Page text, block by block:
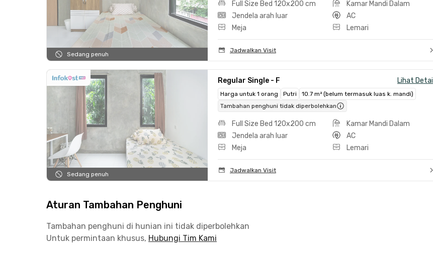
Sedang penuh
Full Size Bed 120x200 cm
Kamar Mandi Dalam
Jendela arah luar
AC
Meja
Lemari
Jadwalkan Visit
Sedang penuh
Regular Single - F Lihat Detail
Harga untuk 1 orang Putri
10.7 m² (belum termasuk luas k. mandi)
Tambahan penghuni tidak diperbolehkan
Full Size Bed 120x200 cm
Kamar Mandi Dalam
Jendela arah luar
AC
Meja
Lemari
Jadwalkan Visit
Aturan Tambahan Penghuni
Tambahan penghuni di hunian ini tidak diperbolehkan
Untuk permintaan khusus, Hubungi Tim Kami